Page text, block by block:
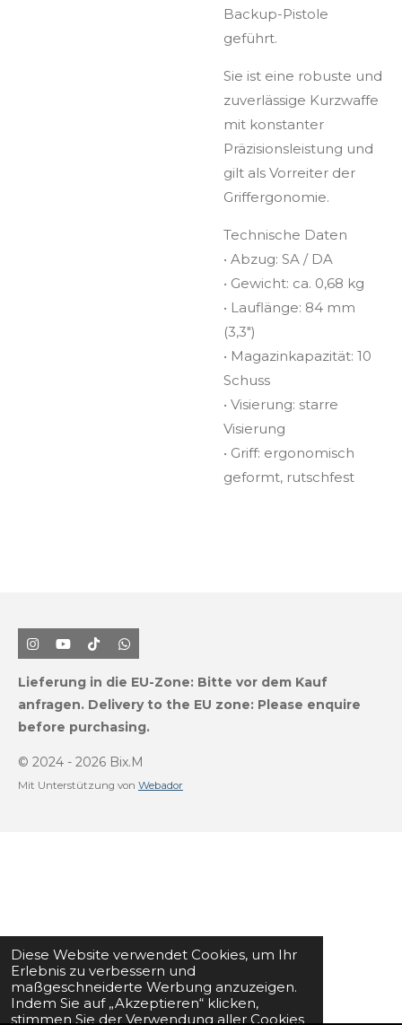
Diese Website verwendet Cookies, um Ihr
Erlebnis zu verbessern und
maßgeschneiderte Werbung anzuzeigen.
Indem Sie auf „Akzeptieren“ klicken,
stimmen Sie der Verwendung aller Cookies
Backup-Pistole
geführt.
Sie ist eine robuste und
zuverlässige Kurzwaffe
mit konstanter
Präzisionsleistung und
gilt als Vorreiter der
Griffergonomie.
Technische Daten
• Abzug: SA / DA
• Gewicht: ca. 0,68 kg
• Lauflänge: 84 mm
(3,3")
• Magazinkapazität: 10
Schuss
• Visierung: starre
Visierung
• Griff: ergonomisch
geformt, rutschfest
I
n
t
a
r
m
Y
o
T
u
e
T
i
k
T
o
W
h
t
s
p
Lieferung in die EU-Zone: Bitte vor dem Kauf
anfragen. Delivery to the EU zone: Please enquire
before purchasing.
© 2024 - 2026 Bix.M
Mit Unterstützung von Webador